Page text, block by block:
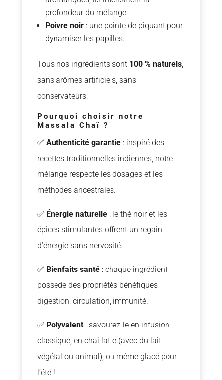
profondeur du mélange
Poivre noir: une pointe de piquant pour
dynamiser les papilles.
Tous nos ingrédients sont 100 % naturels,
sans arômes artificiels, sans
conservateurs,
Pourquoi choisir notre
Massala Chaï ?
✅ Authenticité garantie: inspiré des
recettes traditionnelles indiennes, notre
mélange respecte les dosages et les
méthodes ancestrales.
✅ Énergie naturelle: le thé noir et les
épices stimulantes offrent un regain
d’énergie sans nervosité.
✅ Bienfaits santé: chaque ingrédient
possède des propriétés bénéfiques –
digestion, circulation, immunité.
✅ Polyvalent: savourez-le en infusion
classique, en chai latte (avec du lait
végétal ou animal), ou même glacé pour
l’été !